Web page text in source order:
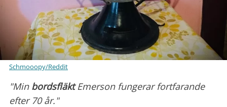
Schmooopy/Reddit
"Min bordsfläktEmerson fungerar fortfarande
efter 70 år."